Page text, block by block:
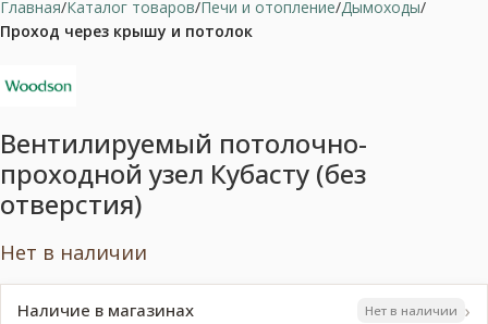
Главная Каталог товаров Печи и отопление Дымоходы
Проход через крышу и потолок
Вентилируемый потолочно-
проходной узел Кубасту (без
отверстия)
Нет в наличии
Наличие в магазинах Нет в наличии ›